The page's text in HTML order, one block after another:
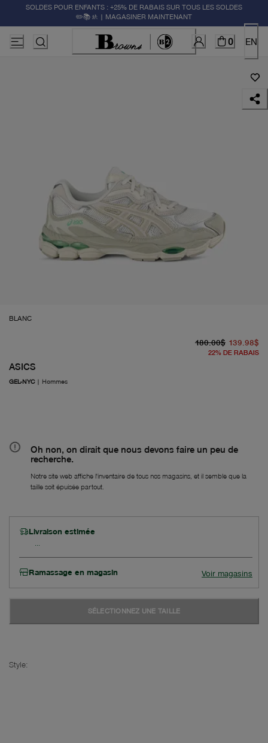
SOLDES POUR ENFANTS : +25% DE RABAIS SUR TOUS LES SOLDES
✏️📚🚸 | MAGASINER MAINTENANT
0 EN
BLANC
ASICS
GEL-NYC| Hommes
180.00$ 139.98$
22% DE RABAIS
À
Oh non, on dirait que nous devons faire un peu de
recherche.
Notre site web affiche l'inventaire de tous nos magasins, et il semble que la
taille soit épuisée partout.
Livraison estimée
Ramassage en magasin Voir magasins
SÉLECTIONNEZ UNE TAILLE
Style: